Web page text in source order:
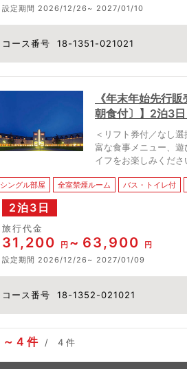
コース番号 18-1351-021021
設定期間 2026/12/26 2027/01/10
《年末年始先行
朝食付〕】2泊3
＜リフト券付／なし
富な食事メニュー、
イフをお楽しみくださ
シングル部屋 全室禁煙ルーム バス・トイレ付
2泊3日
コース番号 18-1352-021021
旅行代金
31,200 円 63,900
円
設定期間 2026/12/26 2027/01/09
4 件 4 件